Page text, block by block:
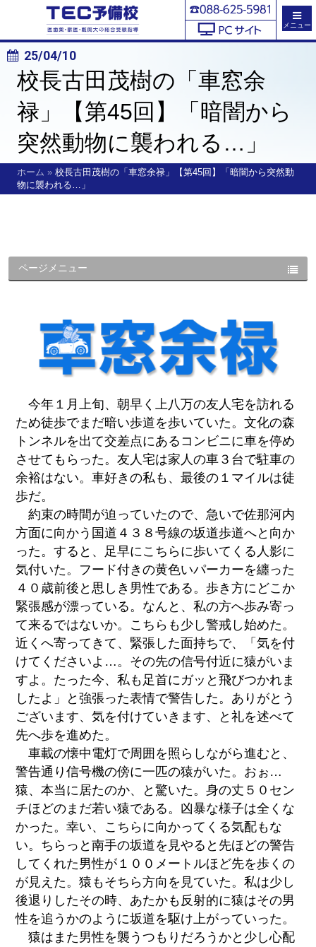
メニュー
25/04/10
校長古田茂樹の「車窓余
禄」【第45回】「暗闇から
突然動物に襲われる…」
ホーム » 校長古田茂樹の「車窓余禄」【第45回】「暗闇から突然動
物に襲われる…」
ページメニュー
今年１月上旬、朝早く上八万の友人宅を訪れる
ため徒歩でまだ暗い歩道を歩いていた。文化の森
トンネルを出て交差点にあるコンビニに車を停め
させてもらった。友人宅は家人の車３台で駐車の
余裕はない。車好きの私も、最後の１マイルは徒
歩だ。
約束の時間が迫っていたので、急いで佐那河内
方面に向かう国道４３８号線の坂道歩道へと向か
った。すると、足早にこちらに歩いてくる人影に
気付いた。フード付きの黄色いパーカーを纏った
４０歳前後と思しき男性である。歩き方にどこか
緊張感が漂っている。なんと、私の方へ歩み寄っ
て来るではないか。こちらも少し警戒し始めた。
近くへ寄ってきて、緊張した面持ちで、「気を付
けてくださいよ…。その先の信号付近に猿がいま
すよ。たった今、私も足首にガッと飛びつかれま
したよ」と強張った表情で警告した。ありがとう
ございます、気を付けていきます、と礼を述べて
先へ歩を進めた。
車載の懐中電灯で周囲を照らしながら進むと、
警告通り信号機の傍に一匹の猿がいた。おぉ…
猿、本当に居たのか、と驚いた。身の丈５０セン
チほどのまだ若い猿である。凶暴な様子は全くな
かった。幸い、こちらに向かってくる気配もな
い。ちらっと南手の坂道を見やると先ほどの警告
してくれた男性が１００メートルほど先を歩くの
が見えた。猿もそちら方向を見ていた。私は少し
後退りしたその時、あたかも反射的に猿はその男
性を追うかのように坂道を駆け上がっていった。
猿はまた男性を襲うつもりだろうかと少し心配